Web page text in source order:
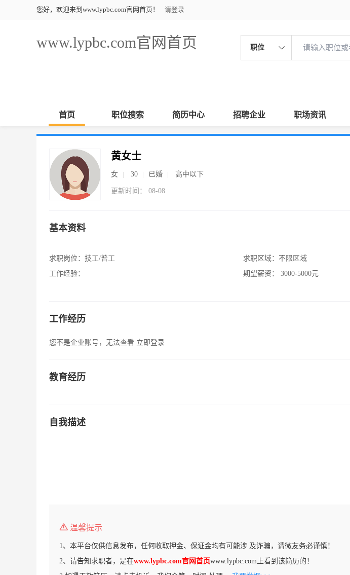
您好，欢迎来到www.lypbc.com官网首页！ 请登录
www.lypbc.com官网首页 职位
首页 职位搜索 简历中心 招聘企业 职场资讯
黄女士
女 30 已婚 高中以下
更新时间： 08-08
基本资料
求职岗位： 技工/普工
工作经验：
求职区域： 不限区域
期望薪资：
3000-5000元
工作经历
您不是企业账号，无法查看 立即登录
教育经历
自我描述
温馨提示
1、本平台仅供信息发布，任何收取押金、保证金均有可能涉 及诈骗，请微友务必谨慎！
2、请告知求职者，是在www.lypbc.com官网首页www.lypbc.com上看到该简历的！